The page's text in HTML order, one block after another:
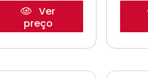
Ver
preço